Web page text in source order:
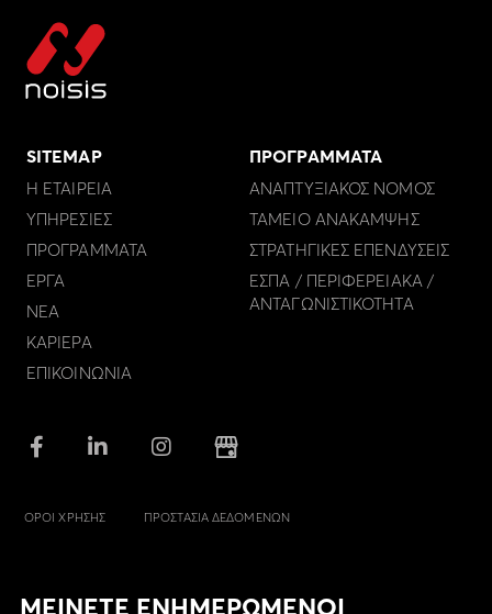
SITEMAP
Η ΕΤΑΙΡΕΙΑ
ΥΠΗΡΕΣΙΕΣ
ΠΡΟΓΡΑΜΜΑΤΑ
ΕΡΓΑ
ΝΕΑ
ΚΑΡΙΕΡΑ
ΕΠΙΚΟΙΝΩΝΙΑ
ΠΡΟΓΡΑΜΜΑΤΑ
ΑΝΑΠΤΥΞΙΑΚΟΣ ΝΟΜΟΣ
ΤΑΜΕΙΟ ΑΝΑΚΑΜΨΗΣ
ΣΤΡΑΤΗΓΙΚΕΣ ΕΠΕΝΔΥΣΕΙΣ
ΕΣΠΑ / ΠΕΡΙΦΕΡΕΙΑΚΑ /
ΑΝΤΑΓΩΝΙΣΤΙΚΟΤΗΤΑ
ΟΡΟΙ ΧΡΗΣΗΣ ΠΡΟΣΤΑΣΙΑ ΔΕΔΟΜΕΝΩΝ
ΜΕΙΝΕΤΕ ΕΝΗΜΕΡΩΜΕΝΟΙ